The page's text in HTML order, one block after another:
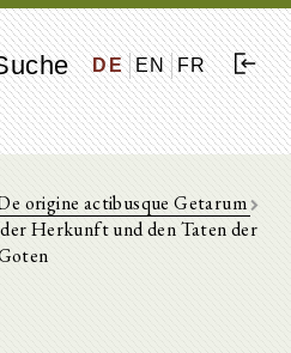
DE EN FR
origine actibusque Getarum
der Herkunft und den Taten der